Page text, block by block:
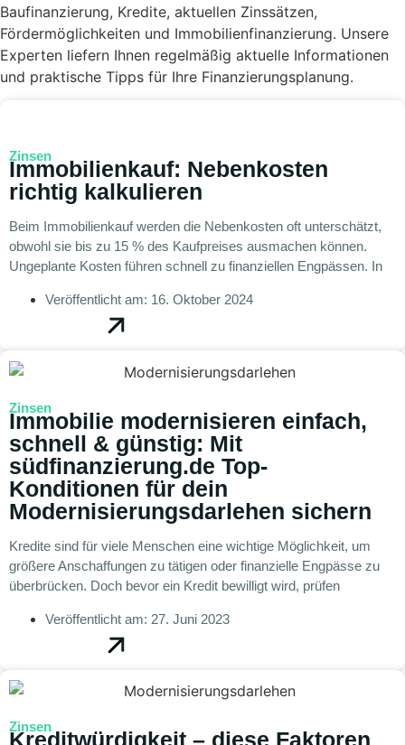
Baufinanzierung, Kredite, aktuellen Zinssätzen,
Fördermöglichkeiten und Immobilienfinanzierung. Unsere
Experten liefern Ihnen regelmäßig aktuelle Informationen
und praktische Tipps für Ihre Finanzierungsplanung.
Zinsen
Immobilienkauf: Nebenkosten
richtig kalkulieren
Beim Immobilienkauf werden die Nebenkosten oft unterschätzt,
obwohl sie bis zu 15 % des Kaufpreises ausmachen können.
Ungeplante Kosten führen schnell zu finanziellen Engpässen. In
Veröffentlicht am: 16. Oktober 2024
Zinsen
Immobilie modernisieren einfach,
schnell & günstig: Mit
südfinanzierung.de Top-
Konditionen für dein
Modernisierungsdarlehen sichern
Kredite sind für viele Menschen eine wichtige Möglichkeit, um
größere Anschaffungen zu tätigen oder finanzielle Engpässe zu
überbrücken. Doch bevor ein Kredit bewilligt wird, prüfen
Veröffentlicht am: 27. Juni 2023
Zinsen
Kreditwürdigkeit – diese Faktoren